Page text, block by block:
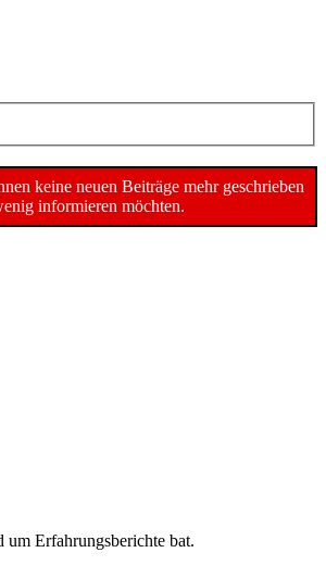
keine neuen Beiträge mehr geschrieben
informieren möchten.
um Erfahrungsberichte bat.